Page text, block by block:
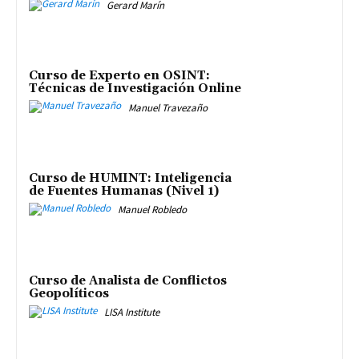
Gerard Marín
Curso de Experto en OSINT:
Técnicas de Investigación Online
Manuel Travezaño
Curso de HUMINT: Inteligencia
de Fuentes Humanas (Nivel 1)
Manuel Robledo
Curso de Analista de Conflictos
Geopolíticos
LISA Institute